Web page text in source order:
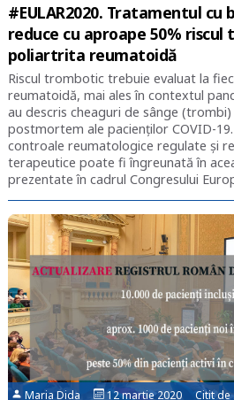
#EULAR2020. Tratamentul cu
reduce cu aproape 50%
poliartrita reumatoidă
Riscul trombotic trebuie evaluat la
reumatoidă, mai ales în contextul
au descris cheaguri de sânge (trombi)
postmortem ale pacienților COVID-
controale reumatologice regulate și
terapeutice poate fi îngreunată în
prezentate în cadrul Congresului
Maria Dida 12 martie 2020 Citit de